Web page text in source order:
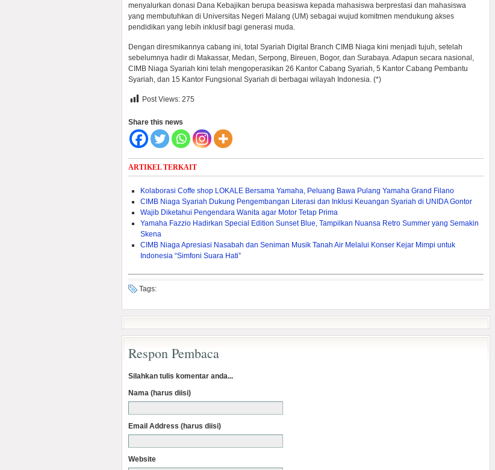
menyalurkan donasi Dana Kebajikan berupa beasiswa kepada mahasiswa berprestasi dan mahasiswa
yang membutuhkan di Universitas Negeri Malang (UM) sebagai wujud komitmen mendukung akses
pendidikan yang lebih inklusif bagi generasi muda.
Dengan diresmikannya cabang ini, total Syariah Digital Branch CIMB Niaga kini menjadi tujuh, setelah
sebelumnya hadir di Makassar, Medan, Serpong, Bireuen, Bogor, dan Surabaya. Adapun secara nasional,
CIMB Niaga Syariah kini telah mengoperasikan 26 Kantor Cabang Syariah, 5 Kantor Cabang Pembantu
Syariah, dan 15 Kantor Fungsional Syariah di berbagai wilayah Indonesia. (*)
Post Views: 275
Share this news
ARTIKEL TERKAIT
Kolaborasi Coffe shop LOKALE Bersama Yamaha, Peluang Bawa Pulang Yamaha Grand Filano
CIMB Niaga Syariah Dukung Pengembangan Literasi dan Inklusi Keuangan Syariah di UNIDA Gontor
Wajib Diketahui Pengendara Wanita agar Motor Tetap Prima
Yamaha Fazzio Hadirkan Special Edition Sunset Blue, Tampilkan Nuansa Retro Summer yang Semakin
Skena
CIMB Niaga Apresiasi Nasabah dan Seniman Musik Tanah Air Melalui Konser Kejar Mimpi untuk
Indonesia “Simfoni Suara Hati”
Tags:
Respon Pembaca
Silahkan tulis komentar anda...
Nama (harus diisi)
Email Address (harus diisi)
Website